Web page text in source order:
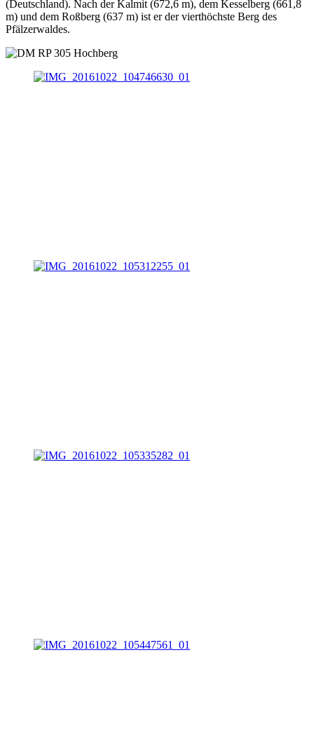
(Deutschland). Nach der Kalmit (672,6 m), dem Kesselberg (661,8
m) und dem Roßberg (637 m) ist er der vierthöchste Berg des
Pfälzerwaldes.